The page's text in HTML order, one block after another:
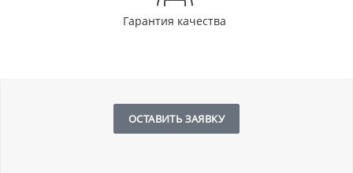
Гарантия качества
ОСТАВИТЬ ЗАЯВКУ